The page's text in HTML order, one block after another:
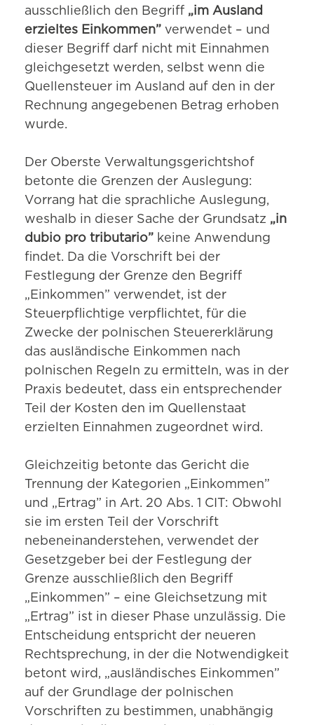
ausschließlich den Begriff „im Ausland
erzieltes Einkommen” verwendet – und
dieser Begriff darf nicht mit Einnahmen
gleichgesetzt werden, selbst wenn die
Quellensteuer im Ausland auf den in der
Rechnung angegebenen Betrag erhoben
wurde.
Der Oberste Verwaltungsgerichtshof
betonte die Grenzen der Auslegung:
Vorrang hat die sprachliche Auslegung,
weshalb in dieser Sache der Grundsatz „in
dubio pro tributario” keine Anwendung
findet. Da die Vorschrift bei der
Festlegung der Grenze den Begriff
„Einkommen” verwendet, ist der
Steuerpflichtige verpflichtet, für die
Zwecke der polnischen Steuererklärung
das ausländische Einkommen nach
polnischen Regeln zu ermitteln, was in der
Praxis bedeutet, dass ein entsprechender
Teil der Kosten den im Quellenstaat
erzielten Einnahmen zugeordnet wird.
Gleichzeitig betonte das Gericht die
Trennung der Kategorien „Einkommen”
und „Ertrag” in Art. 20 Abs. 1 CIT: Obwohl
sie im ersten Teil der Vorschrift
nebeneinanderstehen, verwendet der
Gesetzgeber bei der Festlegung der
Grenze ausschließlich den Begriff
„Einkommen” – eine Gleichsetzung mit
„Ertrag” ist in dieser Phase unzulässig. Die
Entscheidung entspricht der neueren
Rechtsprechung, in der die Notwendigkeit
betont wird, „ausländisches Einkommen”
auf der Grundlage der polnischen
Vorschriften zu bestimmen, unabhängig